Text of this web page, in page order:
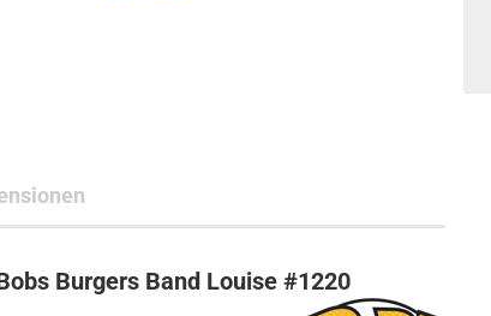
Burgers Band Louise #1220